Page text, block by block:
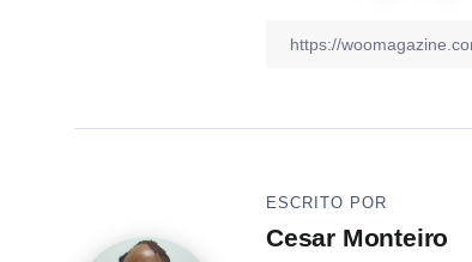
ESCRITO POR
Cesar Monteiro